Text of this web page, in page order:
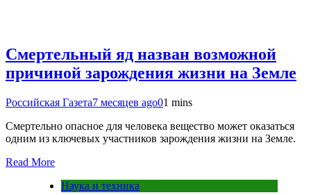
Смертельный яд назван возможной
причиной зарождения жизни на Земле
Российская Газета7 месяцев ago01 mins
Смертельно опасное для человека вещество может оказаться
одним из ключевых участников зарождения жизни на Земле.
Read More
Наука и техника